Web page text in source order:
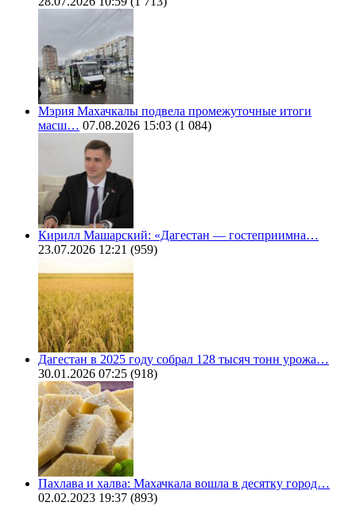
Мэрия Махачкалы подвела промежуточные итоги
масш… 07.08.2026 15:03 (1 084)
Кирилл Машарский: «Дагестан — гостеприимна…
23.07.2026 12:21 (959)
Дагестан в 2025 году собрал 128 тысяч тонн урожа…
30.01.2026 07:25 (918)
Пахлава и халва: Махачкала вошла в десятку город…
02.02.2023 19:37 (893)